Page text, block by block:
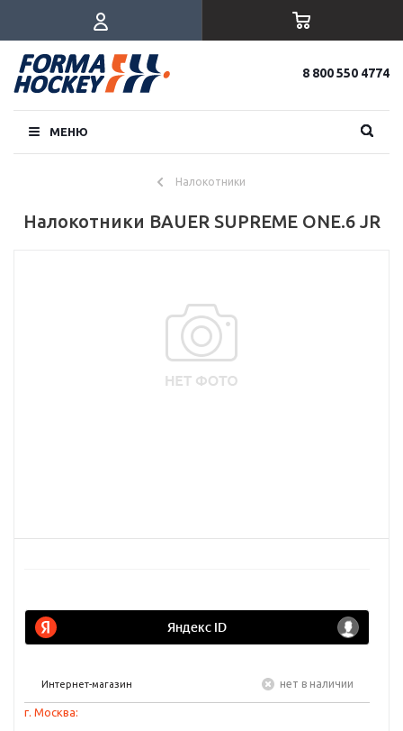
8 800 550 4774
МЕНЮ
Налокотники
Налокотники BAUER SUPREME ONE.6 JR
Интернет-магазин Нет в наличии
г. Москва: